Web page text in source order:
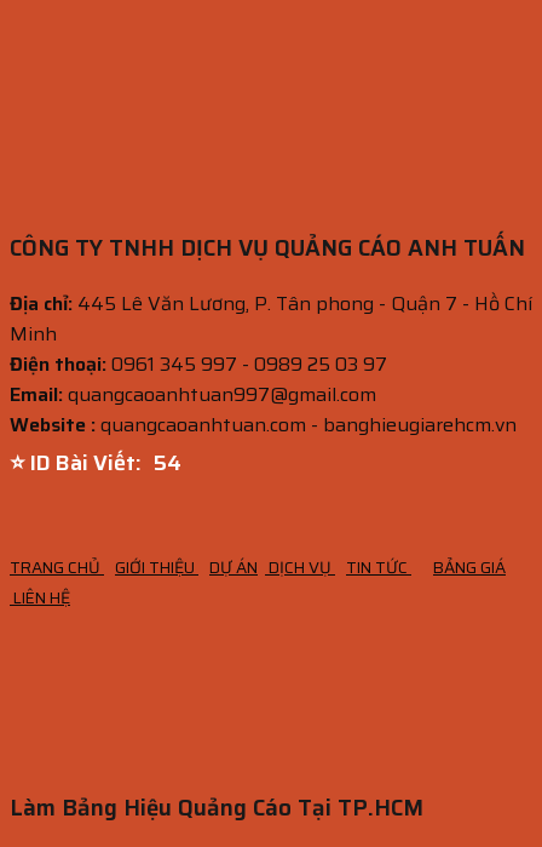
CÔNG TY TNHH DỊCH VỤ QUẢNG CÁO ANH TUẤN
Địa chỉ: 445 Lê Văn Lương, P. Tân phong - Quận 7 - Hồ Chí
Minh
Điện thoại:0961 345 997 - 0989 25 03 97
Email:quangcaoanhtuan997@gmail.com
Website :quangcaoanhtuan.com - banghieugiarehcm.vn
⭐ ID Bài Viết: 53
TRANG CHỦ GIỚI THIỆU DỰ ÁN DỊCH VỤ TIN TỨC
BẢNG GIÁ
LIÊN HỆ
Làm Bảng Hiệu Quảng Cáo Tại TP.HCM